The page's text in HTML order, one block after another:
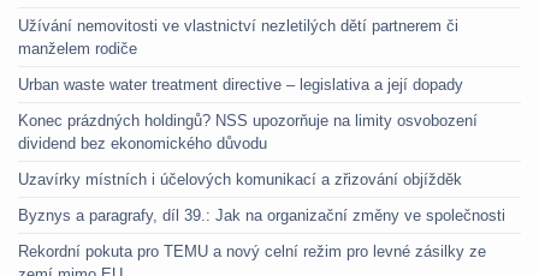
Užívání nemovitosti ve vlastnictví nezletilých dětí partnerem či
manželem rodiče
Urban waste water treatment directive – legislativa a její dopady
Konec prázdných holdingů? NSS upozorňuje na limity osvobození
dividend bez ekonomického důvodu
Uzavírky místních i účelových komunikací a zřizování objížděk
Byznys a paragrafy, díl 39.: Jak na organizační změny ve společnosti
Rekordní pokuta pro TEMU a nový celní režim pro levné zásilky ze